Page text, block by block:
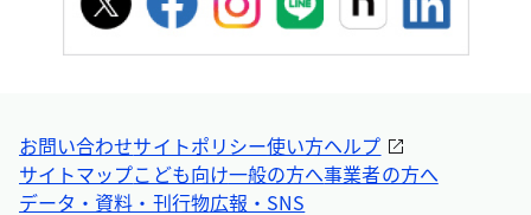
お問い合わせサイトポリシー使い方ヘルプ
サイトマップこども向け一般の方へ事業者の方へ
データ・資料・刊行物広報・SNS